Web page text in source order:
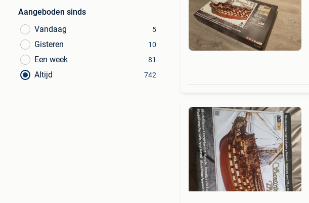
Aangeboden sinds
Vandaag
5
Gisteren 10
Een week 81
Altijd 742